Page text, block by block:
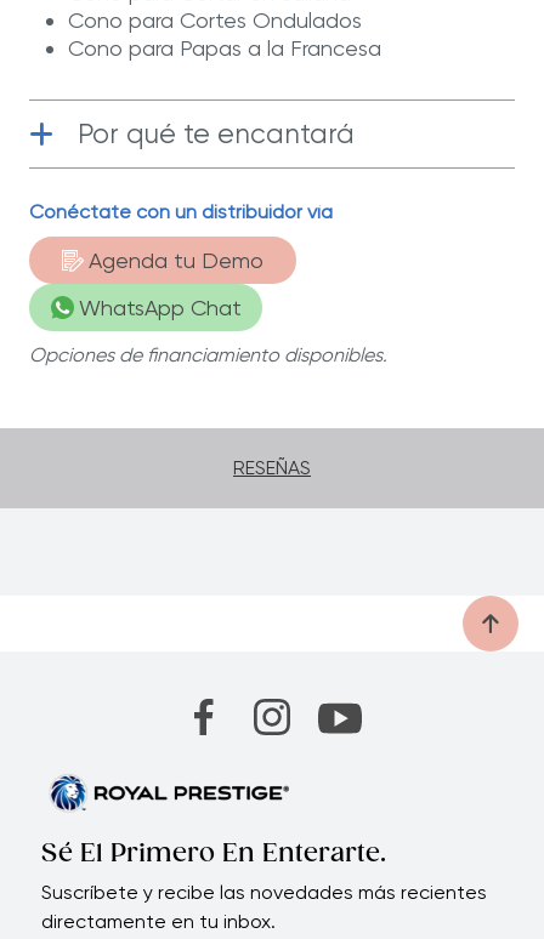
Cono para Cortes Ondulados
Cono para Papas a la Francesa
Por qué te encantará
Acero inoxidable grado quirúrgico
Fabricado con acero inoxidable T-304 de
la más alta calidad.
Funcional| Consigue cortes perfectos
fácilmente.
deliciosas.
Conéctate con un distribuidor vía
Agenda tu Demo
WhatsApp Chat
Opciones de financiamiento disponibles.
RESEÑAS
Sé El Primero En Enterarte.
Suscríbete y recibe las novedades más recientes
directamente en tu inbox.